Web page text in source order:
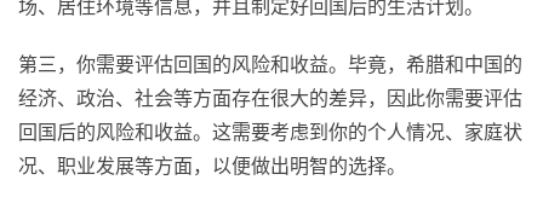
场、居住环境等信息，并且制定好回国后的生活计划。
第三，你需要评估回国的风险和收益。毕竟，希腊和中国的
经济、政治、社会等方面存在很大的差异，因此你需要评估
回国后的风险和收益。这需要考虑到你的个人情况、家庭状
况、职业发展等方面，以便做出明智的选择。